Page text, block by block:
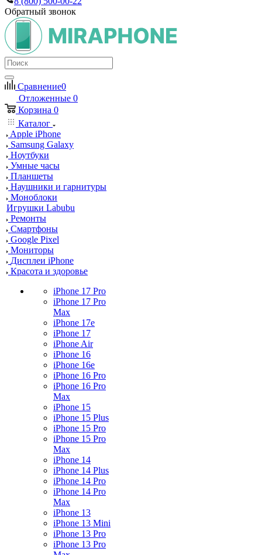
Обратный звонок
Сравнение0
Отложенные 0
Корзина 0
Каталог
Apple iPhone
Samsung Galaxy
Ноутбуки
Умные часы
Планшеты
Наушники и гарнитуры
Моноблоки
Игрушки Labubu
Ремонты
Смартфоны
Google Pixel
Мониторы
Дисплеи iPhone
Красота и здоровье
iPhone 17 Pro
iPhone 17 Pro
Max
iPhone 17e
iPhone 17
iPhone Air
iPhone 16
iPhone 16e
iPhone 16 Pro
iPhone 16 Pro
Max
iPhone 15
iPhone 15 Plus
iPhone 15 Pro
iPhone 15 Pro
Max
iPhone 14
iPhone 14 Plus
iPhone 14 Pro
iPhone 14 Pro
Max
iPhone 13
iPhone 13 Mini
iPhone 13 Pro
iPhone 13 Pro